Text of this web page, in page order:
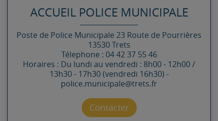
ACCUEIL POLICE MUNICIPALE
Poste de Police Municipale 23 Route de Pourrières
13530 Trets
Télephone : 04 42 37 55 46
Horaires : Du lundi au vendredi : 8h00 - 12h00 /
13h30 - 17h30 (vendredi 16h30) -
police.municipale@trets.fr
Contacter par mail
Contacter